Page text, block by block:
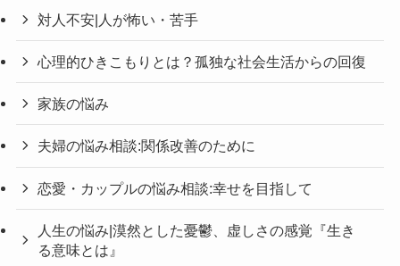
対人不安|人が怖い・苦手
心理的ひきこもりとは？孤独な社会生活からの回復
家族の悩み
夫婦の悩み相談:関係改善のために
恋愛・カップルの悩み相談:幸せを目指して
人生の悩み|漠然とした憂鬱、虚しさの感覚『生き
る意味とは』